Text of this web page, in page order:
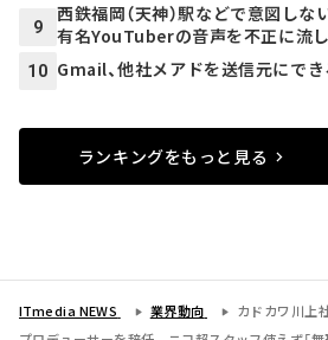
9
西鉄福岡（天神）駅などで意図し
有名YouTuberの音声を不正に流
10 Gmail、他社メアドを送信元にで
ランキングをもっと見る
ITmedia NEWS 業界動向
カドカワ川上